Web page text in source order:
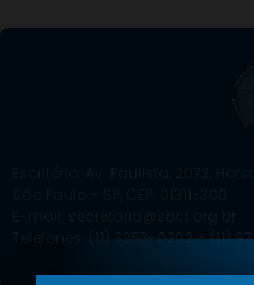
Telefones: (11) 3253-0202 – (11)